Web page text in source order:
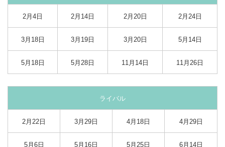
2月4日 2月14日 2月20日 2月24日
3月18日 3月19日 3月20日 5月14日
5月18日 5月28日 11月14日 11月26日
ライバル
2月22日 3月29日 4月18日 4月29日
5月6日 5月16日 5月25日 6月14日